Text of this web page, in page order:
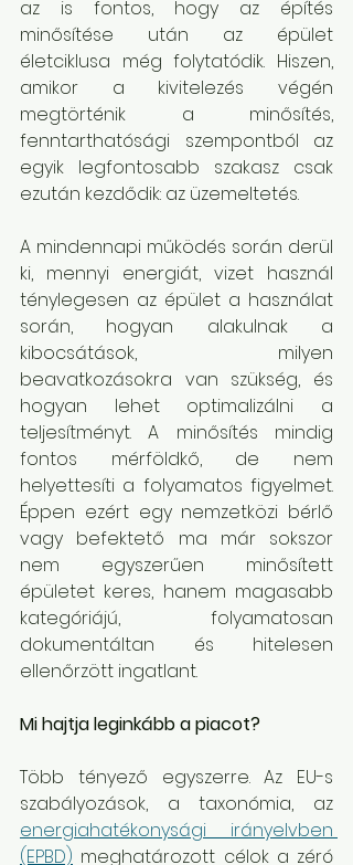
az is fontos, hogy az építés
minősítése után az épület
életciklusa még folytatódik. Hiszen,
amikor a kivitelezés végén
megtörténik a minősítés,
fenntarthatósági szempontból az
egyik legfontosabb szakasz csak
ezután kezdődik: az üzemeltetés.
A mindennapi működés során derül
ki, mennyi energiát, vizet használ
ténylegesen az épület a használat
során, hogyan alakulnak a
kibocsátások, milyen
beavatkozásokra van szükség, és
hogyan lehet optimalizálni a
teljesítményt. A minősítés mindig
fontos mérföldkő, de nem
helyettesíti a folyamatos figyelmet.
Éppen ezért egy nemzetközi bérlő
vagy befektető ma már sokszor
nem egyszerűen minősített
épületet keres, hanem magasabb
kategóriájú, folyamatosan
dokumentáltan és hitelesen
ellenőrzött ingatlant.
Mi hajtja leginkább a piacot?
Több tényező egyszerre. Az EU-s
energiahatékonysági irányelvben
(EPBD) meghatározott célok a zéró